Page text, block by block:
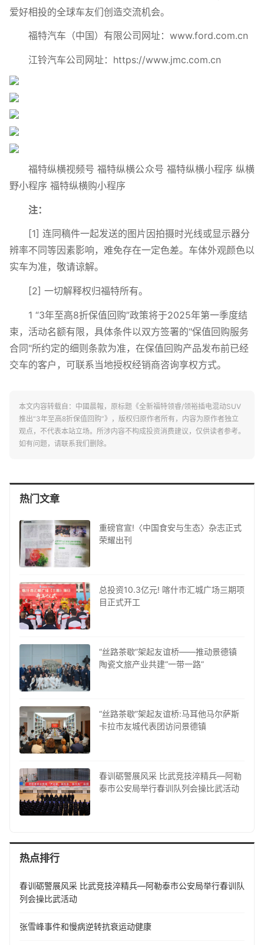
爱好相投的全球车友们创造交流机会。
福特汽车（中国）有限公司网址：www.ford.com.cn
江铃汽车公司网址：https://www.jmc.com.cn
福特纵横视频号 福特纵横公众号 福特纵横小程序 纵横
野小程序 福特纵横购小程序
注：
[1] 连同稿件一起发送的图片因拍摄时光线或显示器分
辨率不同等因素影响，难免存在一定色差。车体外观颜色以
实车为准，敬请谅解。
[2] 一切解释权归福特所有。
1 “3年至高8折保值回购”政策将于2025年第一季度结
束，活动名额有限，具体条件以双方签署的"保值回购服务
合同"所约定的细则条款为准，在保值回购产品发布前已经
交车的客户，可联系当地授权经销商咨询享权方式。
本文内容转载自：中國晨報，原标题《全新福特领睿/领裕插电混动SUV
推出“3年至高8折保值回购”》，版权归原作者所有，内容为原作者独立
观点，不代表本站立场。所涉内容不构成投资消费建议，仅供读者参考。
如有问题，请联系我们删除。
热门文章
重磅官宣!〈中国食安与生态〉杂志正式
荣耀出刊
总投资10.3亿元! 喀什市汇城广场三期项
目正式开工
“丝路茶歇”架起友谊桥——推动景德镇
陶瓷文旅产业共建“一带一路”
“丝路茶歇”架起友谊桥:马耳他马尔萨斯
卡拉市友城代表团访问景德镇
春训砺警展风采 比武竞技淬精兵—阿勒
泰市公安局举行春训队列会操比武活动
热点排行
春训砺警展风采 比武竞技淬精兵—阿勒泰市公安局举行春训队
列会操比武活动
张雪峰事件和慢病逆转抗衰运动健康